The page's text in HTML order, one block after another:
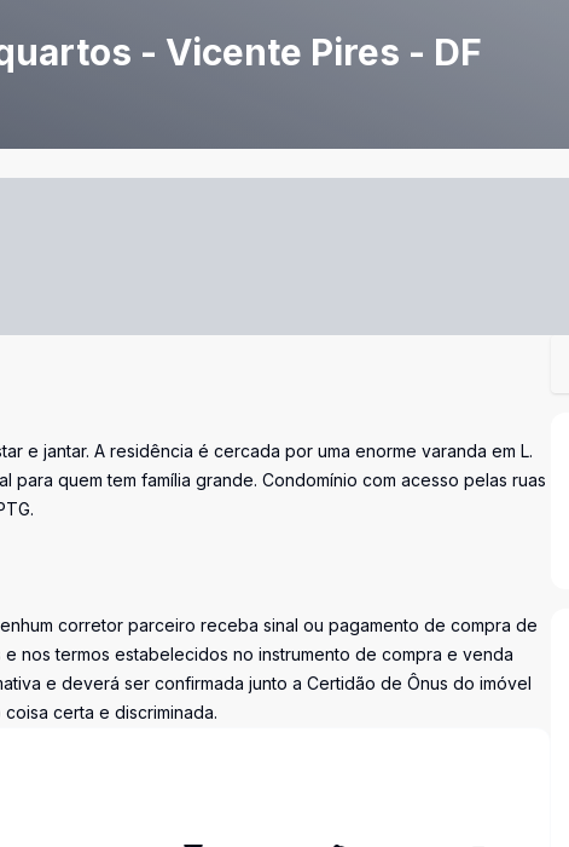
- Vicente Pires - DF
e jantar. A residência é cercada por uma enorme varanda em L.
quem tem família grande. Condomínio com acesso pelas ruas
corretor parceiro receba sinal ou pagamento de compra de
nos termos estabelecidos no instrumento de compra e venda
e deverá ser confirmada junto a Certidão de Ônus do imóvel
certa e discriminada.